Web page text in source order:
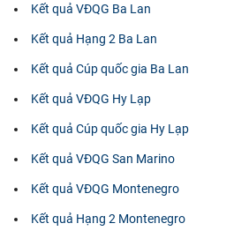
Kết quả VĐQG Ba Lan
Kết quả Hạng 2 Ba Lan
Kết quả Cúp quốc gia Ba Lan
Kết quả VĐQG Hy Lạp
Kết quả Cúp quốc gia Hy Lạp
Kết quả VĐQG San Marino
Kết quả VĐQG Montenegro
Kết quả Hạng 2 Montenegro